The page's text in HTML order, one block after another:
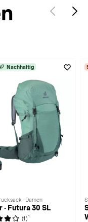
Nachhaltig
· Damen
· Futura 30 SL
(1) 1